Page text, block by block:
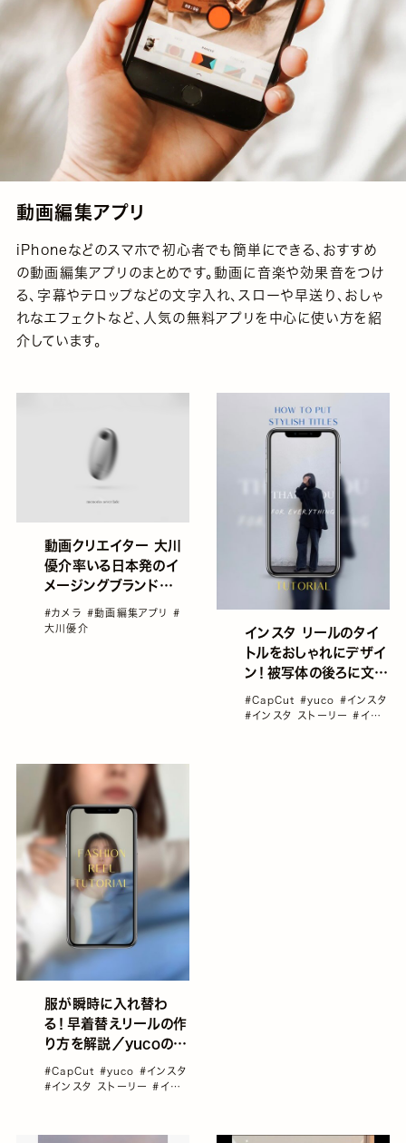
動画編集アプリ
iPhoneなどのスマホで初心者でも簡単にできる、おすすめ
の動画編集アプリのまとめです。動画に音楽や効果音をつけ
る、字幕やテロップなどの文字入れ、スローや早送り、おしゃ
れなエフェクトなど、人気の無料アプリを中心に使い方を紹
介しています。
動画クリエイター 大川
優介率いる日本発のイ
メージングブランド
「kyu」が、9秒動画撮影
専用カメラを発表。「あ
#カメラ #動画編集アプリ #
大川優介
インスタ リールのタイ
トルをおしゃれにデザイ
ン！被写体の後ろに文字
が隠れるテキストの入
れ方／yucoの加工レシ
#CapCut #yuco #インスタ
#インスタ ストーリー#イン
服が瞬時に入れ替わ
る！早着替えリールの作
り方を解説／yucoの加
#CapCut #yuco #インスタ
#インスタ ストーリー#イン